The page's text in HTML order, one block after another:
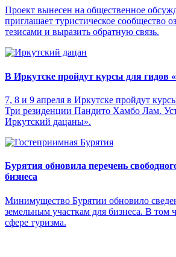
Проект вынесен на общественное
приглашает туристическое сообщество
тезисами и выразить обратную связь.
В Иркутске пройдут курсы для гидов
7, 8 и 9 апреля в Иркутске пройдут
Три резиденции Пандито Хамбо Лам.
Иркутский дацаны».
Бурятия обновила перечень
бизнеса
Минимущество Бурятии обновило
земельным участкам для бизнеса. В том
сфере туризма.